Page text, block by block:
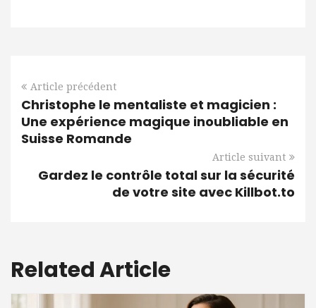
Article précédent
Christophe le mentaliste et magicien :
Une expérience magique inoubliable en
Suisse Romande
Article suivant
Gardez le contrôle total sur la sécurité
de votre site avec Killbot.to
Related Article